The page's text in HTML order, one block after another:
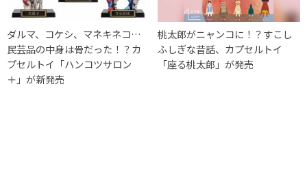
ダルマ、コケシ、マネキネコ…
民芸品の中身は骨だった！？カ
プセルトイ「ハンコツサロン
＋」が新発売
桃太郎がニャンコに！？すこし
ふしぎな昔話、カプセルトイ
「座る桃太郎」が発売